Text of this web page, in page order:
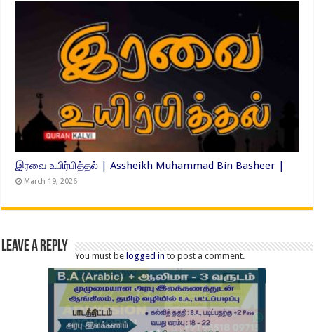
இரவை உயிர்பித்தல் | Assheikh Muhammad Bin Basheer |
March 19, 2026
Leave a Reply
You must be logged in to post a comment.